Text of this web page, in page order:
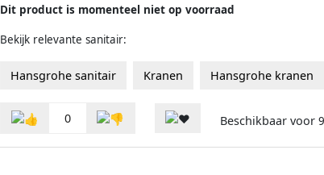
Dit product is momenteel niet op voorraad
Bekijk relevante sanitair:
Hansgrohe sanitair Kranen Hansgrohe kranen
0 Beschikbaar voor